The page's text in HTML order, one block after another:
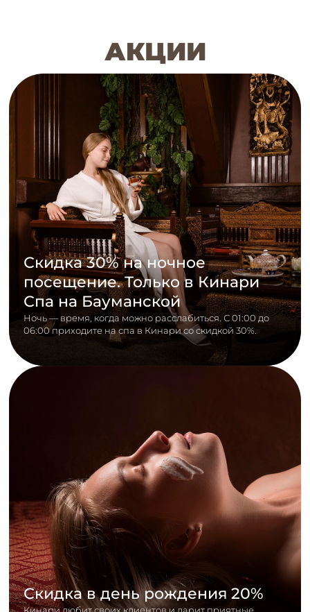
АКЦИИ
Скидка 30% на ночное
посещение. Только в Кинари
Спа на Бауманской
Ночь — время, когда можно расслабиться. С 01:00 до
06:00 приходите на спа в Кинари со скидкой 30%.
Скидка в день рождения 20%